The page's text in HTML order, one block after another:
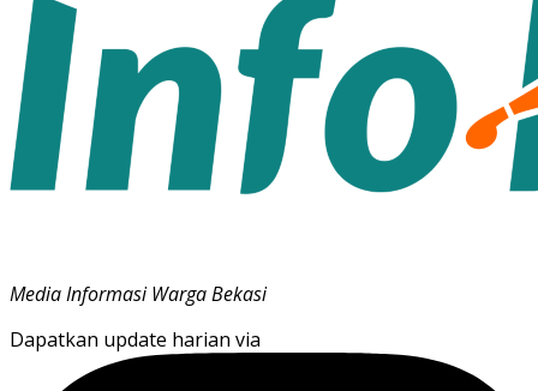
Media Informasi Warga Bekasi
Dapatkan update harian via